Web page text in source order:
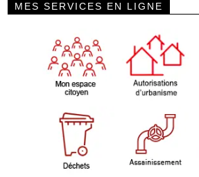
MES SERVICES EN LIGNE